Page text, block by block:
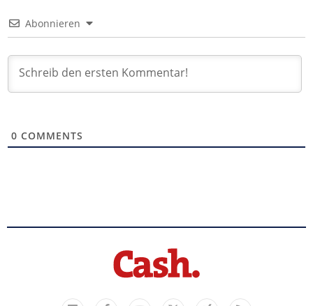
Abonnieren
0 COMMENTS